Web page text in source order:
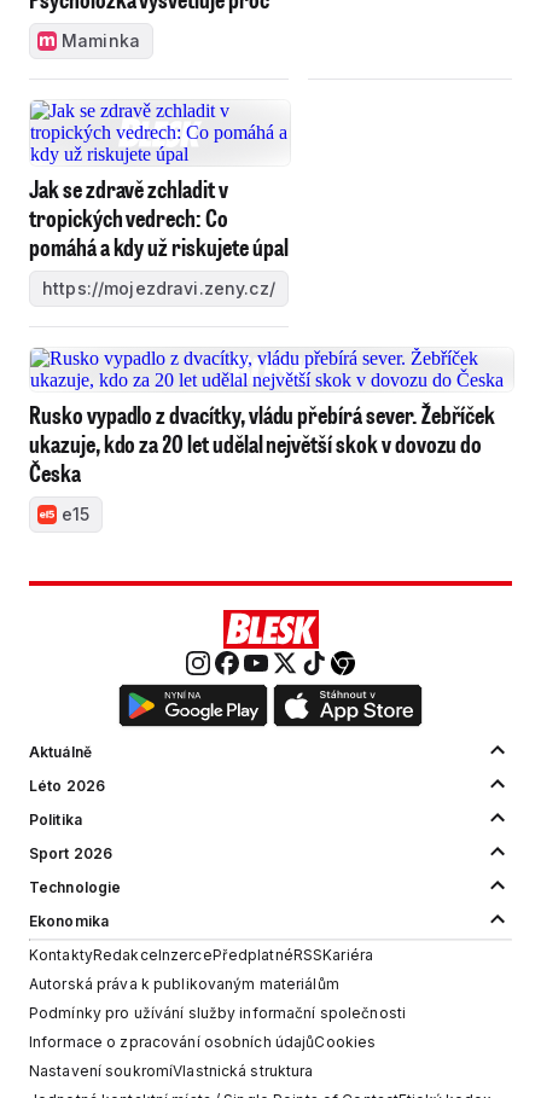
Maminka
Jak se zdravě zchladit v
tropických vedrech: Co
pomáhá a kdy už riskujete úpal
https://mojezdravi.zeny.cz/
Rusko vypadlo z dvacítky, vládu přebírá sever. Žebříček
ukazuje, kdo za 20 let udělal největší skok v dovozu do
Česka
e15
Aktuálně
Léto 2026
Politika
Sport 2026
Technologie
Ekonomika
KontaktyRedakceInzercePředplatnéRSSKariéra
Autorská práva k publikovaným materiálům
Podmínky pro užívání služby informační společnosti
Informace o zpracování osobních údajůCookies
Nastavení soukromíVlastnická struktura